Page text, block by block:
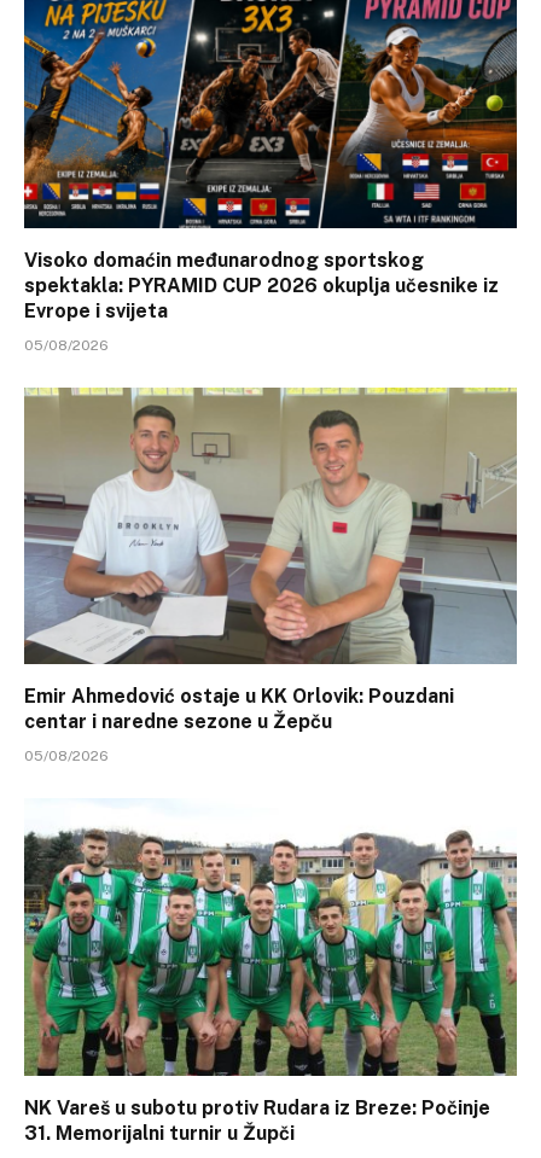
Visoko domaćin međunarodnog sportskog
spektakla: PYRAMID CUP 2026 okuplja učesnike iz
Evrope i svijeta
05/08/2026
Emir Ahmedović ostaje u KK Orlovik: Pouzdani
centar i naredne sezone u Žepču
05/08/2026
NK Vareš u subotu protiv Rudara iz Breze: Počinje
31. Memorijalni turnir u Župči